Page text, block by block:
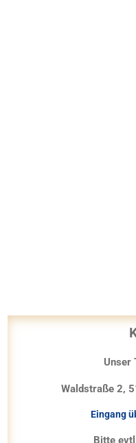
Unser
Waldstraße 2,
Eingang
Bitte